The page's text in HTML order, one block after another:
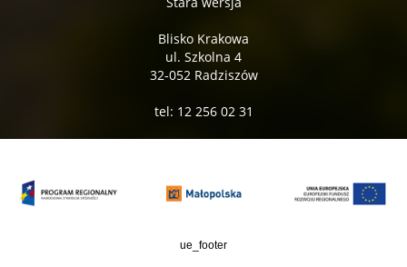
Blisko Krakowa
ul. Szkolna 4
32-052 Radziszów
tel: 12 256 02 31
ue_footer